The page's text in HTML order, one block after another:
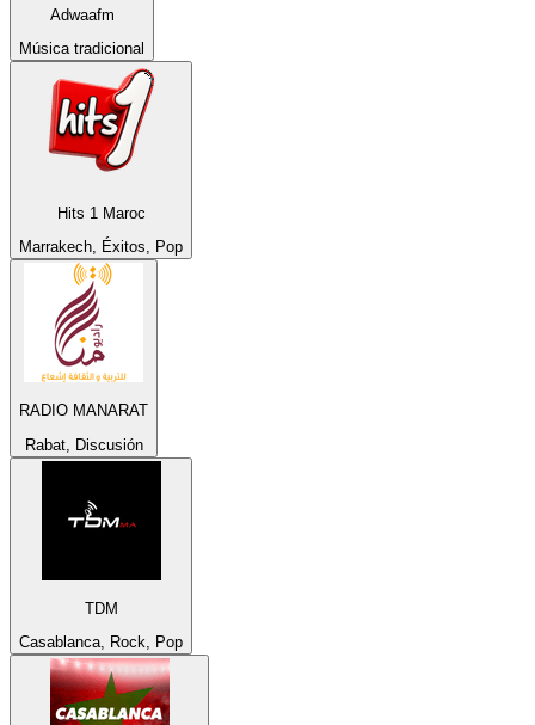
Adwaafm
Música tradicional
Hits 1 Maroc
Marrakech, Éxitos, Pop
RADIO MANARAT
Rabat, Discusión
TDM
Casablanca, Rock, Pop